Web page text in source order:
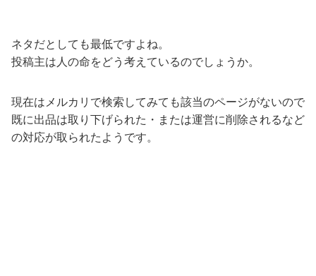
ネタだとしても最低ですよね。
投稿主は人の命をどう考えているのでしょうか。
現在はメルカリで検索してみても該当のページがないので
既に出品は取り下げられた・または運営に削除されるなど
の対応が取られたようです。